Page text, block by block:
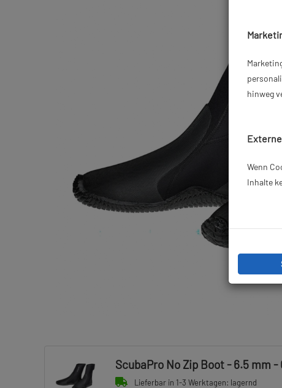
ScubaPro No Zip Boot - 6.5 mm -
Lieferbar in 1-3 Werktagen: lagernd
hinweg
Externe
Wenn
Inhalte